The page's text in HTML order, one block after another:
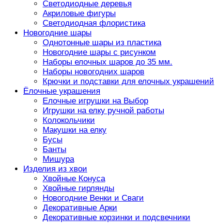
Светодиодные деревья
Акриловые фигуры
Светодиодная флористика
Новогодние шары
Однотонные шары из пластика
Новогодние шары с рисунком
Наборы елочных шаров до 35 мм.
Наборы новогодних шаров
Крючки и подставки для елочных украшений
Ёлочные украшения
Елочные игрушки на Выбор
Игрушки на елку ручной работы
Колокольчики
Макушки на елку
Бусы
Банты
Мишура
Изделия из хвои
Хвойные Конуса
Хвойные гирлянды
Новогодние Венки и Сваги
Декоративные Арки
Декоративные корзинки и подсвечники